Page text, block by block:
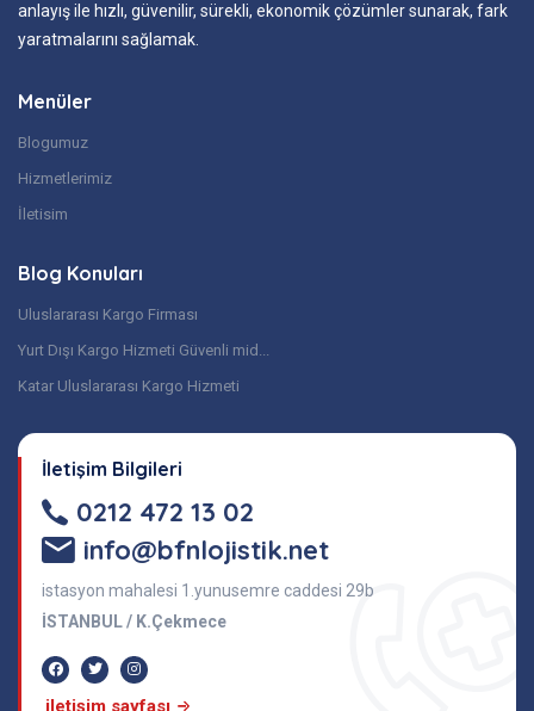
anlayış ile hızlı, güvenilir, sürekli, ekonomik çözümler sunarak, fark
yaratmalarını sağlamak.
Menüler
Blogumuz
Hizmetlerimiz
İletisim
Blog Konuları
Uluslararası Kargo Firması
Yurt Dışı Kargo Hizmeti Güvenli mid...
Katar Uluslararası Kargo Hizmeti
İletişim Bilgileri
0212 472 13 02
info@bfnlojistik.net
istasyon mahalesi 1.yunusemre caddesi 29b
İSTANBUL / K.Çekmece
i̇letişim sayfası